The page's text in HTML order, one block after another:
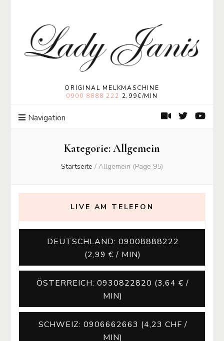
Lady Janis
ORIGINAL MELKMASCHINE
0900 8888 222 2,99€/MIN
Navigation
Kategorie:Allgemein
Startseite / Allgemein (Page 95)
LIVE AM TELEFON
DEUTSCHLAND: 09008888222
(2,99 € / MIN)
ÖSTERREICH: 0930822820 (3,64 € /
MIN)
SCHWEIZ: 0906662663 (4,23 CHF /
MIN)